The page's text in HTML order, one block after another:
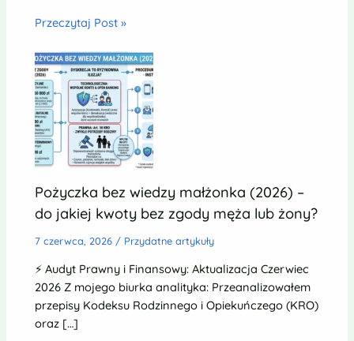
Przeczytaj Post »
Pożyczka bez wiedzy małżonka (2026) –
do jakiej kwoty bez zgody męża lub żony?
7 czerwca, 2026 / Przydatne artykuły
⚡ Audyt Prawny i Finansowy: Aktualizacja Czerwiec
2026 Z mojego biurka analityka: Przeanalizowałem
przepisy Kodeksu Rodzinnego i Opiekuńczego (KRO)
oraz […]